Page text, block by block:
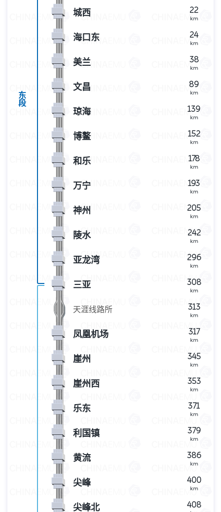
东
段
22
km
城西
24
km
海口东
38
km
美兰
89
km
文昌
139
km
琼海
152
km
博鳌
178
km
和乐
193
km
万宁
205
km
神州
242
km
陵水
296
km
亚龙湾
308
km
三亚
313
km
天涯线路所
317
km
凤凰机场
345
km
崖州
353
km
崖州西
371
km
乐东
379
km
利国镇
386
km
黄流
400
km
尖峰
408
尖峰北